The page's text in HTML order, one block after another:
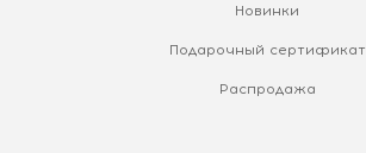
Новинки
Подарочный сертификат
Распродажа